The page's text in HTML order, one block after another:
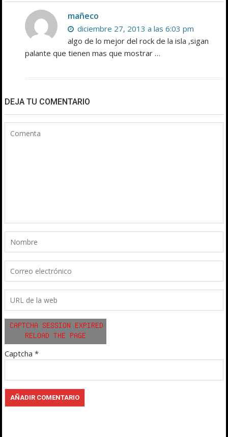
mañeco
diciembre 27, 2013 a las 6:03 pm
algo de lo mejor del rock de la isla ,sigan
palante que tienen mas que mostrar …
DEJA TU COMENTARIO
Captcha *